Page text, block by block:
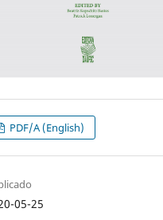
PDF/A (English)
05-25